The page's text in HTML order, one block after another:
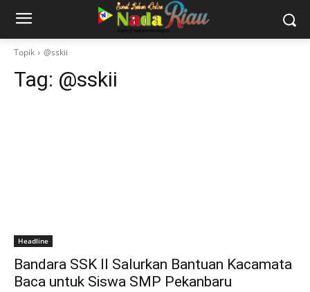
Topik @sskii
Tag: @sskii
Headline
Bandara SSK II Salurkan Bantuan Kacamata
Baca untuk Siswa SMP Pekanbaru